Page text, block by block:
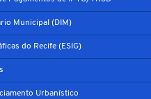
Municipal (DIM)
do Recife (ESIG)
Urbanístico